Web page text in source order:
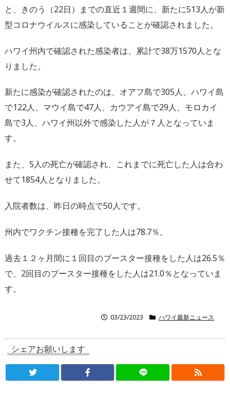
と、きのう（22日）までの直近１週間に、新たに513人が新
型コロナウイルスに感染していることが確認されました。
ハワイ州内で確認された感染者は、累計で38万1570人とな
りました。
新たに感染が確認されたのは、オアフ島で305人、ハワイ島
で122人、マウイ島で47人、カウアイ島で29人、モロカイ
島で3人、ハワイ州以外で感染した人が７人となっていま
す。
また、5人の死亡が確認され、これまでに死亡した人は合わ
せて1854人となりました。
入院者数は、昨日の時点で50人です。
州内でワクチン接種を完了した人は78.7％。
過去１２ヶ月間に１回目のブースター接種をした人は26.5％
で、2回目のブースター接種をした人は21.0％となっていま
す。
03/23/2023 ハワイ最新ニュース
シェアお願いします